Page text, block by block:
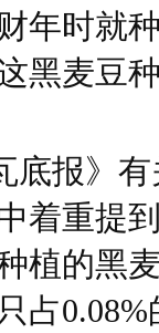
年时就
黑麦豆
底报》
着重提
植的黑
占